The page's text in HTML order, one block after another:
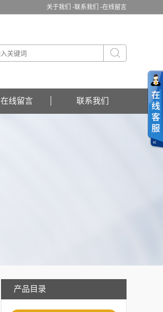
关于我们 -联系我们 -在线留言
在线留言 联系我们
产品目录